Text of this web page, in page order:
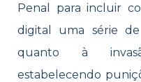
Penal para incluir
digital uma série
quanto à
estabelecendo